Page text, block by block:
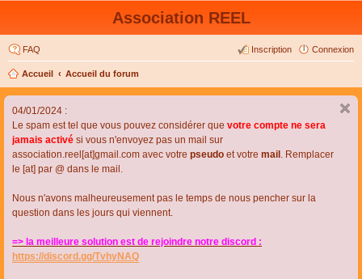
Association REEL
FAQ Connexion
Inscription
Accueil Accueil du forum
04/01/2024 :
Le spam est tel que vous pouvez considérer que votre compte ne sera
jamais activé si vous n'envoyez pas un mail sur
association.reel[at]gmail.com avec votre pseudo et votre mail . Remplacer
le [at] par @ dans le mail.
Nous n'avons malheureusement pas le temps de nous pencher sur la
question dans les jours qui viennent.
=> la meilleure solution est de rejoindre notre discord :
https://discord.gg/TvhyNAQ